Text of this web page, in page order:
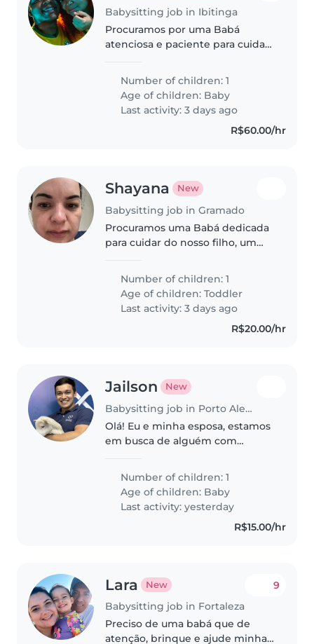
Babysitting job in Ibitinga
Procuramos por uma Babá
atenciosa e paciente para cuidar
cheio de energia e vontade de
brincar. Precisamos de alguém
que ajude com tarefas
domésticas leves..
Number of children: 1
Age of children: Baby
Last activity: 3 days ago
R$60.00/hr
Shayana New
Babysitting job in Gramado
Procuramos uma Babá dedicada
para cuidar do nosso filho, um
independente. Precisamos de
alguém que possa atendê-lo no
conforto de nossa casa. Entre em
contato..
Number of children: 1
Age of children:Toddler
Last activity: 3 days ago
R$20.00/hr
Jailson New
Babysitting job in Porto Alegre
Olá! Eu e minha esposa, estamos
em busca de alguém com
mês durante o dia em dias úteis.
Se você tiver interesse, entre
em..
Number of children: 1
Age of children: Baby
Last activity: yesterday
R$15.00/hr
Lara New
Babysitting job in Fortaleza
9
Preciso de uma babá que de
atenção, brinque e ajude minha